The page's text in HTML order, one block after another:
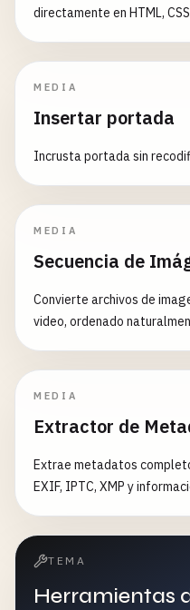
directamente en HTML,
MEDIA
Insertar portada
Incrusta portada sin
MEDIA
Secuencia de
Convierte archivos de
video, ordenado
MEDIA
Extractor de
Extrae metadatos
EXIF, IPTC, XMP y
TEMA
Herramientas